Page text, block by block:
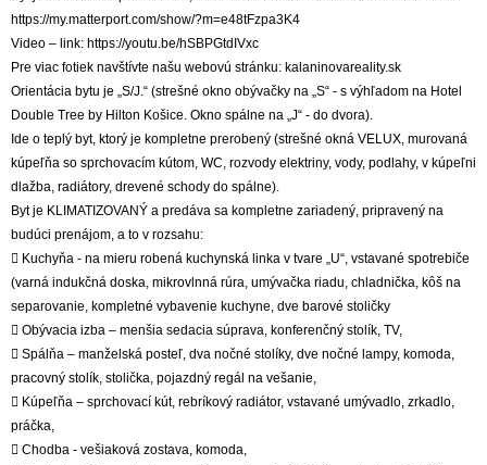
https://my.matterport.com/show/?m=e48tFzpa3K4
Video – link: https://youtu.be/hSBPGtdIVxc
Pre viac fotiek navštívte našu webovú stránku: kalaninovareality.sk
Orientácia bytu je „S/J.“ (strešné okno obývačky na „S“ - s výhľadom na Hotel
Double Tree by Hilton Košice. Okno spálne na „J“ - do dvora).
Ide o teplý byt, ktorý je kompletne prerobený (strešné okná VELUX, murovaná
kúpeľňa so sprchovacím kútom, WC, rozvody elektriny, vody, podlahy, v kúpeľni
dlažba, radiátory, drevené schody do spálne).
Byt je KLIMATIZOVANÝ a predáva sa kompletne zariadený, pripravený na
budúci prenájom, a to v rozsahu:
 Kuchyňa - na mieru robená kuchynská linka v tvare „U“, vstavané spotrebiče
(varná indukčná doska, mikrovlnná rúra, umývačka riadu, chladnička, kôš na
separovanie, kompletné vybavenie kuchyne, dve barové stoličky
 Obývacia izba – menšia sedacia súprava, konferenčný stolík, TV,
 Spálňa – manželská posteľ, dva nočné stolíky, dve nočné lampy, komoda,
pracovný stolík, stolička, pojazdný regál na vešanie,
 Kúpeľňa – sprchovací kút, rebríkový radiátor, vstavané umývadlo, zrkadlo,
práčka,
 Chodba - vešiaková zostava, komoda,